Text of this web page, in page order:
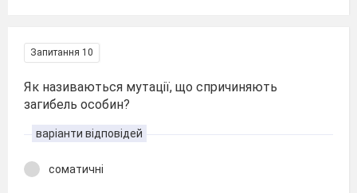
Запитання 10
Як називаються мутації, що спричиняють
загибель особин?
варіанти відповідей
соматичні